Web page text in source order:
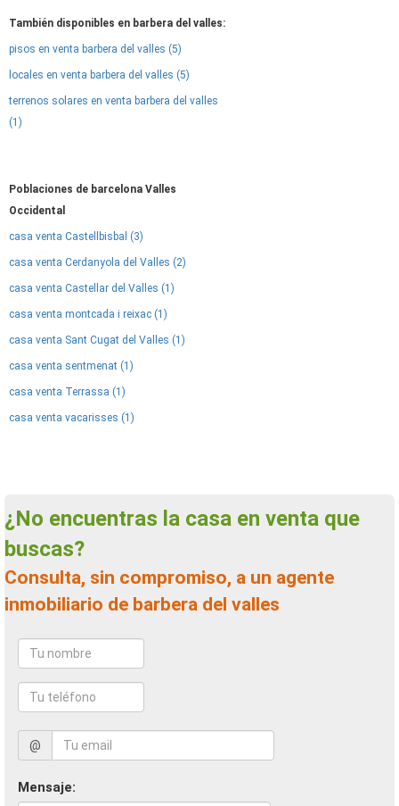
También disponibles en barbera del valles:
pisos en venta barbera del valles (5)
locales en venta barbera del valles (5)
terrenos solares en venta barbera del valles
(1)
Poblaciones de barcelona Valles
Occidental
casa venta Castellbisbal (3)
casa venta Cerdanyola del Valles (2)
casa venta Castellar del Valles (1)
casa venta montcada i reixac (1)
casa venta Sant Cugat del Valles (1)
casa venta sentmenat (1)
casa venta Terrassa (1)
casa venta vacarisses (1)
¿No encuentras la casa en venta que
buscas?
Consulta, sin compromiso, a un agente
inmobiliario de barbera del valles
@
Mensaje: